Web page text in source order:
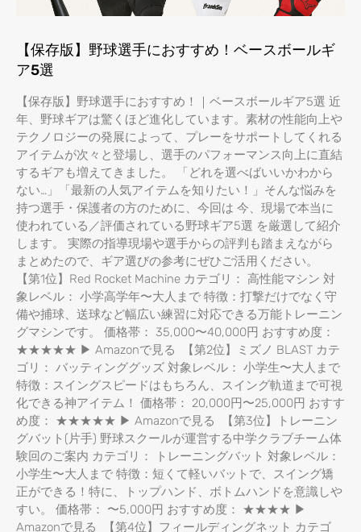
【保存版】野球選手におすすめ！ベースボールギ
ア5選
【保存版】野球選手におすすめ！｜ベースボールギア5選 近
年、野球ギアは驚くほど進化しています。素材の性能向上や
テクノロジーの発展によって、プレーをサポートしてくれる
アイテムが次々と登場し、選手のパフォーマンス向上に直結
するギアも増えてきました。 「どれを選べばいいかわから
ない…」「最新の人気アイテムを知りたい！」そんな悩みを
持つ選手・保護者の方のために、今回は 今、現場で本当に
使われている／評価されている野球ギア5選 を厳選して紹介
します。 実際の指導現場や選手からの評判も踏まえながら
まとめたので、ギア選びの参考にぜひご活用ください。
【第1位】Red Rocket Machine カテゴリ： 高性能マシン 対
象レベル： 小学高学年〜大人まで 特徴：打撃だけでなく守
備や捕球、送球など幅広い練習に対応できる万能トレーニン
グマシンです。 価格帯： 35,000〜40,000円 おすすめ度：
★★★★★ ▶ Amazonで見る 【第2位】ミズノ BLAST カテ
ゴリ： バッティンググッズ 対象レベル： 小学生〜大人まで
特徴：スイングスピードはもちろん、スイング軌道まで可視
化できる神アイテム！ 価格帯： 20,000円〜25,000円 おすす
め度： ★★★★★ ▶ Amazonで見る 【第3位】トレーニン
グバット(片手) 野球スクールが運営する中学クラブチーム体
験回のご案内 カテゴリ： トレーニングバット 対象レベル：
小学生〜大人まで 特徴：短くて軽いバットで、スイング矯
正ができる！特に、トップハンド、ボトムハンドを意識しや
すい。 価格帯： 〜5,000円 おすすめ度： ★★★★ ▶
Amazonで見る 【第4位】フィールディングネット カテゴ